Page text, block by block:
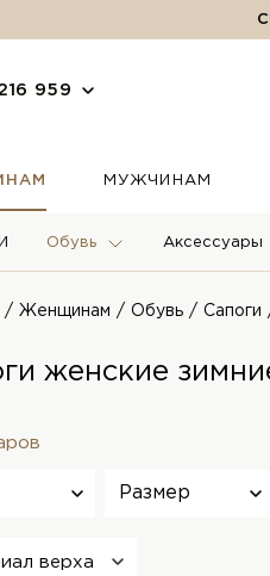
959
МУЖЧИНАМ
Обувь Аксессуары
Женщинам Обувь Сапоги
женские
Размер
верха